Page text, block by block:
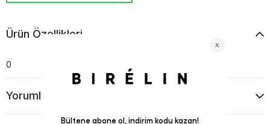
Ürün Özellikleri
0
Yorumlar